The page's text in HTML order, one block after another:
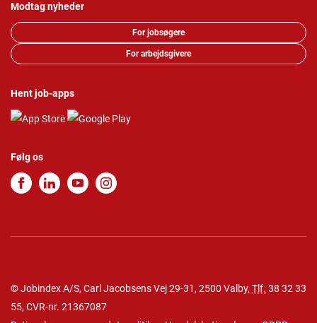
Modtag nyheder
For jobsøgere
For arbejdsgivere
Hent job-apps
Følg os
© Jobindex A/S, Carl Jacobsens Vej 29-31, 2500 Valby, Tlf. 38 32 33
55, CVR-nr. 21367087